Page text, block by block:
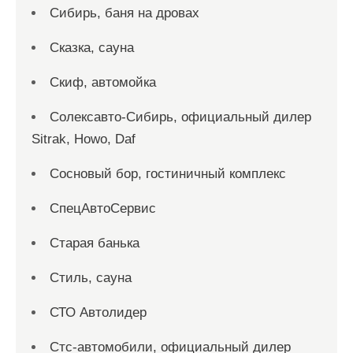
Сибирь, баня на дровах
Сказка, сауна
Скиф, автомойка
Солексавто-Сибирь, официальный дилер
Sitrak, Howo, Daf
Сосновый бор, гостиничный комплекс
СпецАвтоСервис
Старая банька
Стиль, сауна
СТО Автолидер
Стс-автомобили, официальный дилер